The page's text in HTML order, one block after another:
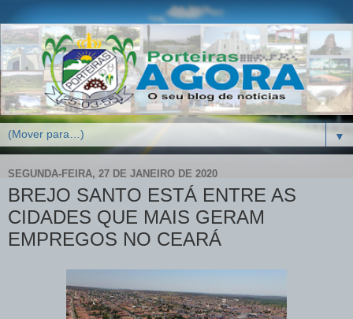
▼
SEGUNDA-FEIRA, 27 DE JANEIRO DE 2020
BREJO SANTO ESTÁ ENTRE AS
CIDADES QUE MAIS GERAM
EMPREGOS NO CEARÁ